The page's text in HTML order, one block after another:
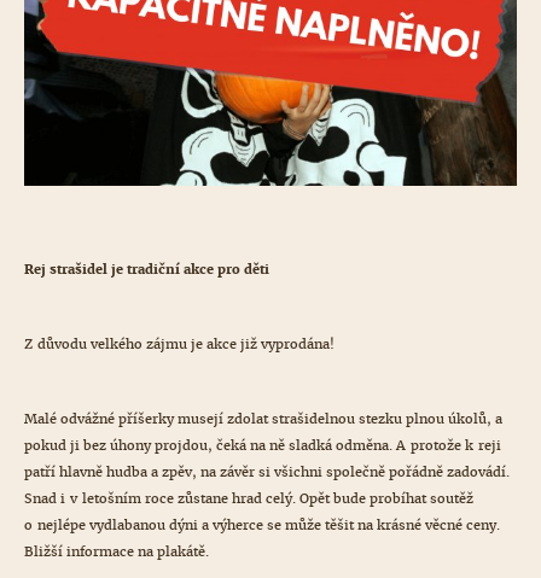
Rej strašidel je tradiční akce pro děti
Z důvodu velkého zájmu je akce již vyprodána!
Malé odvážné příšerky musejí zdolat strašidelnou stezku plnou úkolů, a
pokud ji bez úhony projdou, čeká na ně sladká odměna. A protože k reji
patří hlavně hudba a zpěv, na závěr si všichni společně pořádně zadovádí.
Snad i v letošním roce zůstane hrad celý. Opět bude probíhat soutěž
o nejlépe vydlabanou dýni a výherce se může těšit na krásné věcné ceny.
Bližší informace na plakátě.